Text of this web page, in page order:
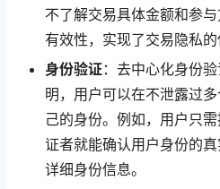
不了解交易具体金额和参
有效性，实现了交易隐私的
身份验证：去中心化身份
明，用户可以在不泄露过
己的身份。例如，用户只
证者就能确认用户身份的
详细身份信息。